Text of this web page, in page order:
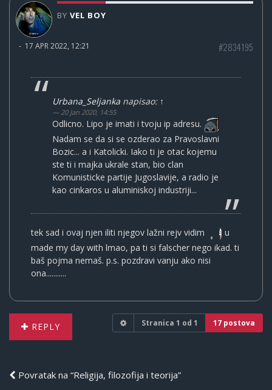
BY VEL BOY
- 17 APR 2022, 12:21 #2834195
Urbana_Seljanka napisao: ↑
20 Jan 2020, 14:55
Odlicno. Lipo je imati i tvoju ip adresu.
Nadam se da si se ozderao za Pravoslavni
Bozic... a i Katolicki. Iako ti je otac kojemu
ste ti i majka ukrale stan, bio clan
Komunisticke partije Jugoslavije, a radio je
kao cinkaros u aluminiskoj industriji...
tek sad i ovaj njen iliti njegov lažni rejv vidim
u
made my day with lmao, pa ti si falscher nego ikad. ti
baš pojma nemaš. p.s. pozdravi vanju ako nisi
ona...........
REPLY Stranica 1 od 1 17 postova
Povratak na “Religija, filozofija i teorija”